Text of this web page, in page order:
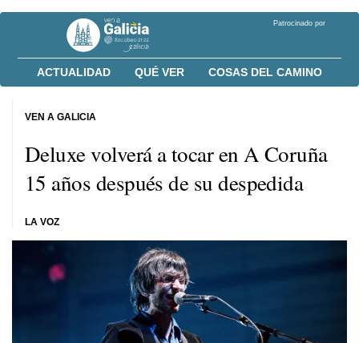
Patrocinado por
ACTUALIDAD QUÉ VER COSAS DEL CAMINO
Deluxe volverá a tocar en A Coruña
15 años después de su despedida
LA VOZ
VEN A GALICIA